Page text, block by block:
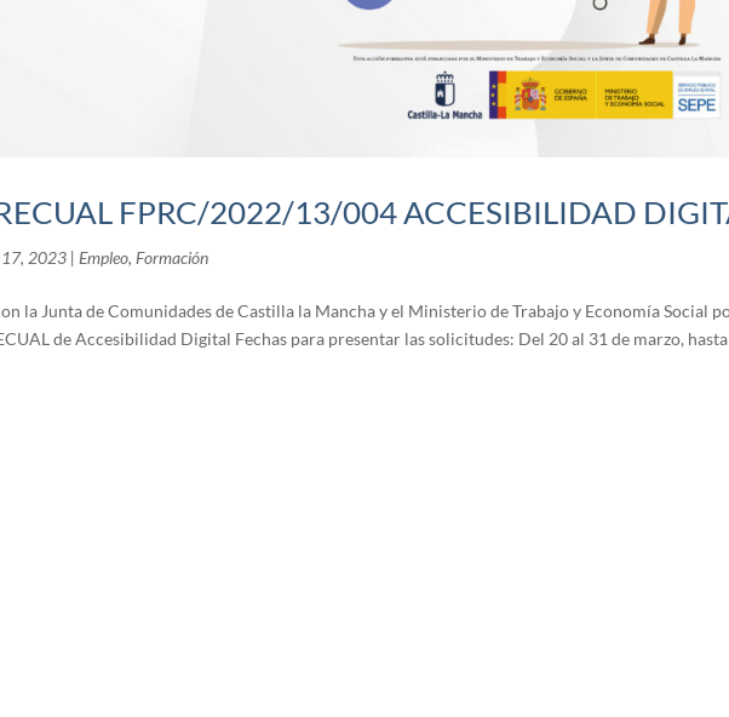
FPRC/2022/13/004 ACCESIBILIDAD
2023 | Empleo, Formación
la Junta de Comunidades de Castilla la Mancha y el Ministerio de Trabajo y Economía Social
de Accesibilidad Digital Fechas para presentar las solicitudes: Del 20 al 31 de marzo,